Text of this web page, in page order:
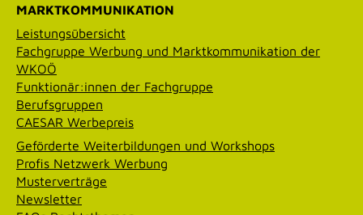
MARKTKOMMUNIKATION
Leistungsübersicht
Fachgruppe Werbung und Marktkommunikation der
WKOÖ
Funktionär:innen der Fachgruppe
Berufsgruppen
CAESAR Werbepreis
Geförderte Weiterbildungen und Workshops
Profis Netzwerk Werbung
Musterverträge
Newsletter